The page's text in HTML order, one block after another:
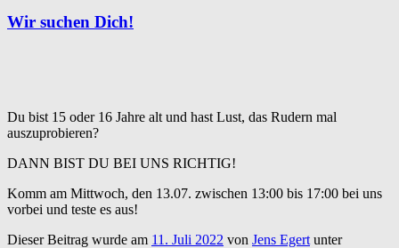
Wir suchen Dich!
Du bist 15 oder 16 Jahre alt und hast Lust, das Rudern mal
auszuprobieren?
DANN BIST DU BEI UNS RICHTIG!
Komm am Mittwoch, den 13.07. zwischen 13:00 bis 17:00 bei uns
vorbei und teste es aus!
Dieser Beitrag wurde am 11. Juli 2022 von Jens Egert unter